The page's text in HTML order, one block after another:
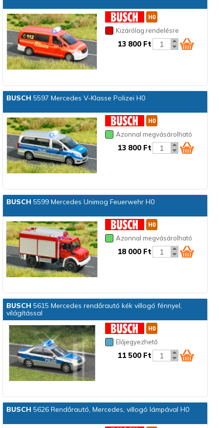
Kizárólag rendelésre
13 800 Ft
BUSCH 5597 Mercedes V-Klasse Polizei H0
Azonnal megvásárolható
13 800 Ft
BUSCH 5599 Mercedes Unimog Feuerwehr H0
Azonnal megvásárolható
18 000 Ft
BUSCH 5615 Mercedes rendőrautó kék villogó fénnyel,
világítással
Előjegyezhető
11 500 Ft
BUSCH 5626 Rendőrautó, Mercedes, villogó lámpával H0